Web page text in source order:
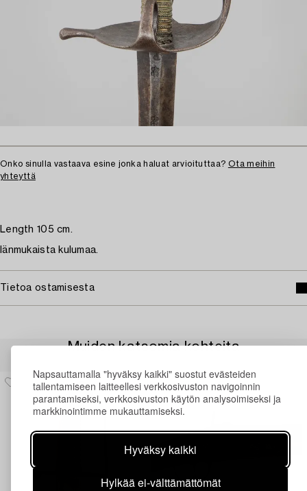
Napsauttamalla "hyväksy kaikki" suostut evästeiden
tallentamiseen laitteellesi verkkosivuston navigoinnin
parantamiseksi, verkkosivuston käytön analysoimiseksi ja
markkinointimme mukauttamiseksi.
Hyväksy kaikki
Hylkää ei-välttämättömät
Onko sinulla vastaava esine jonka haluat arvioituttaa? Ota meihin
yhteyttä
Length 105 cm.
Iänmukaista kulumaa.
Tietoa ostamisesta
Muiden katsomia kohteita